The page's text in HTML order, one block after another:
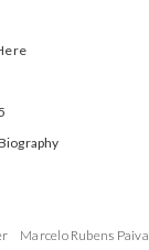
Marcelo Rubens Paiva